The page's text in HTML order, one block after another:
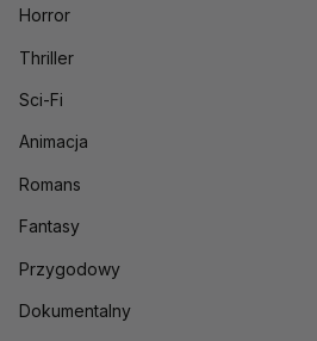
Horror
Thriller
Sci-Fi
Animacja
Romans
Fantasy
Przygodowy
Dokumentalny